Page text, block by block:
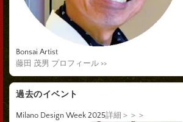
Bonsai Artist
藤田 茂男 プロフィール >>
過去のイベント
Milano Design Week 2025詳細＞＞＞